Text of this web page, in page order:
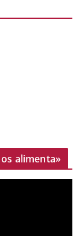
alimenta»